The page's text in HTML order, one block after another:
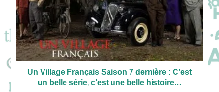
Un Village Français Saison 7 dernière : C’est
un belle série, c’est une belle histoire…